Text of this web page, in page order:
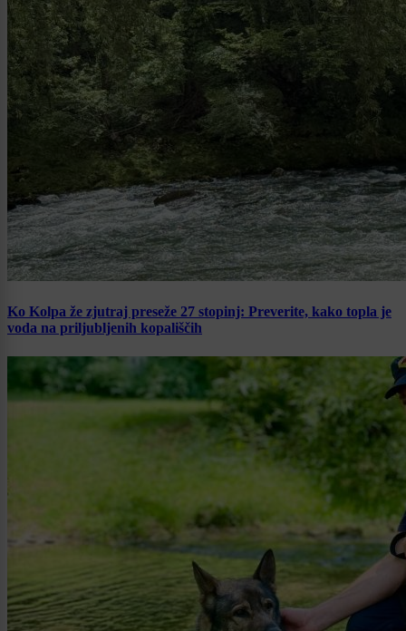
Ko Kolpa že zjutraj preseže 27 stopinj: Preverite, kako topla je
voda na priljubljenih kopališčih